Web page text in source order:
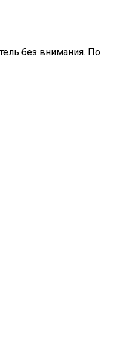
без внимания. По